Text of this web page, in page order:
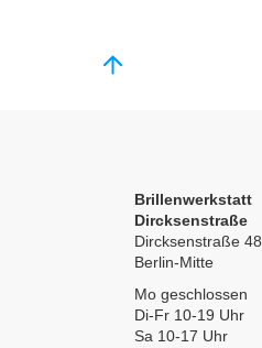
Brillenwerkstatt
Dircksenstraße
Dircksenstraße 48
Berlin-Mitte
Mo geschlossen
Di-Fr 10-19 Uhr
Sa 10-17 Uhr